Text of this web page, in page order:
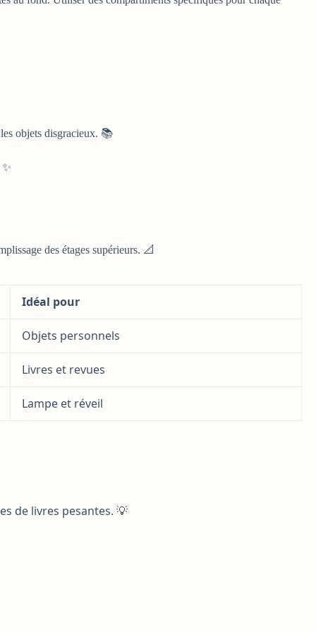
objets disgracieux. 📚
des étages supérieurs. 📐
Idéal pour
Objets personnels
Livres et revues
Lampe et réveil
de livres pesantes. 💡